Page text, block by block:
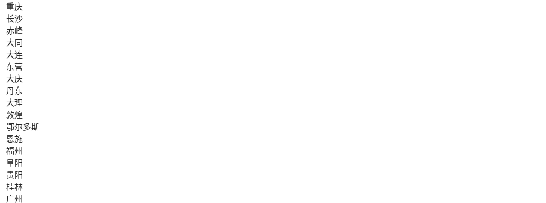
重庆
长沙
赤峰
大同
大连
东营
大庆
丹东
大理
敦煌
鄂尔多斯
恩施
福州
阜阳
贵阳
桂林
广州